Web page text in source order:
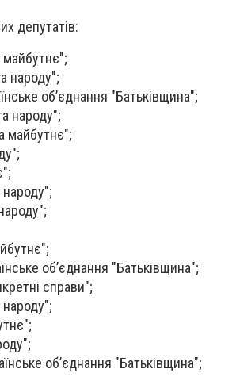
депутатів:
майбутнє";
народу";
об’єднання "Батьківщина";
народу";
майбутнє";
народу";
об’єднання "Батьківщина";
справи";
народу";
об’єднання "Батьківщина";